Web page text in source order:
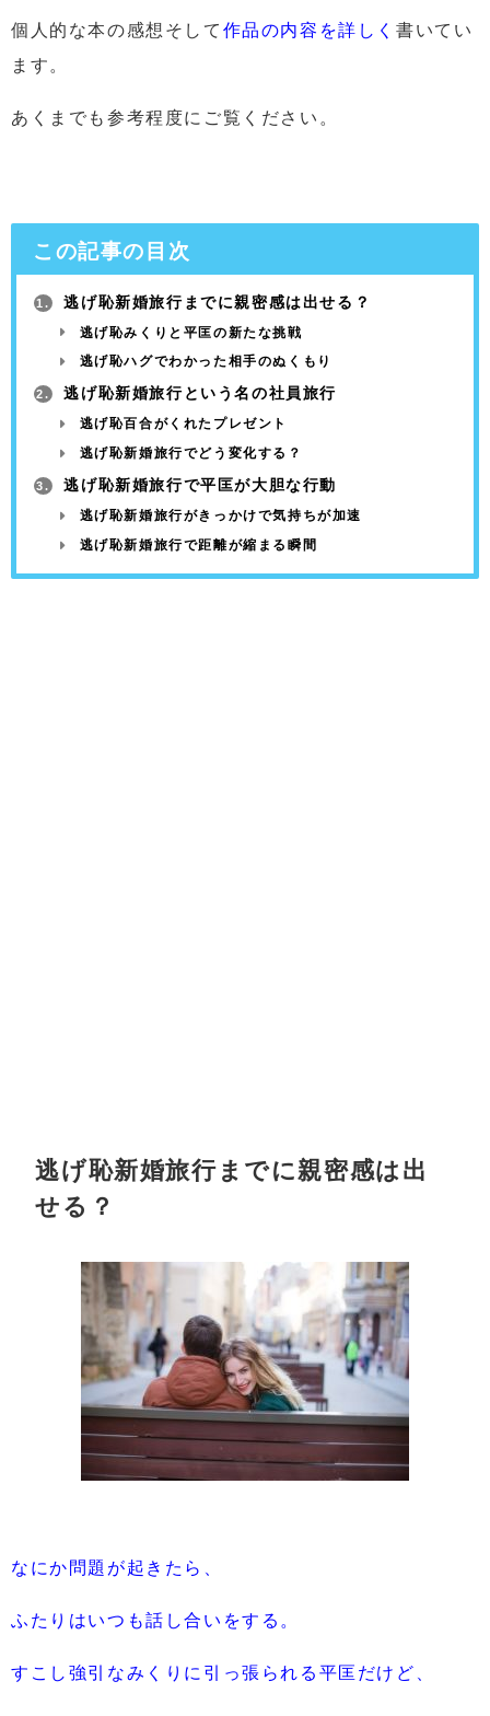
個人的な本の感想そして 作品の内容を詳しく書いてい
ます。
あくまでも参考程度にご覧ください。
この記事の目次
1. 逃げ恥新婚旅行までに親密感は出せる？
逃げ恥みくりと平匡の新たな挑戦
逃げ恥ハグでわかった相手のぬくもり
2. 逃げ恥新婚旅行という名の社員旅行
逃げ恥百合がくれたプレゼント
逃げ恥新婚旅行でどう変化する？
3. 逃げ恥新婚旅行で平匡が大胆な行動
逃げ恥新婚旅行がきっかけで気持ちが加速
逃げ恥新婚旅行で距離が縮まる瞬間
逃げ恥新婚旅行までに親密感は出
せる？
なにか問題が起きたら、
ふたりはいつも話し合いをする。
すこし強引なみくりに引っ張られる平匡だけど、